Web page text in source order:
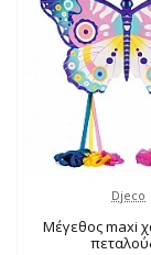
Djeco
Μέγεθος maxi